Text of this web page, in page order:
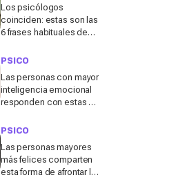
Los psicólogos
coinciden: estas son las
6 frases habituales de
conviene evitar
PSICO
Las personas con mayor
inteligencia emocional
responden con estas 7
pasivo-agresivos
PSICO
Las personas mayores
más felices comparten
esta forma de afrontar la